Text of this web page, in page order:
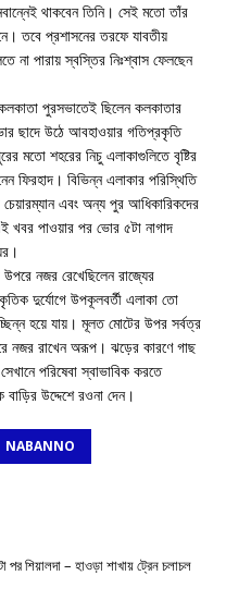
থাকবেন তিনি। সেই মতো তাঁর
তবে প্রশাসনের তরফে যাবতীয়
না পারায় স্বস্তির নিঃশ্বাস ফেলছেন
পুরসভাতেই ছিলেন কলকাতার
ছাদে উঠে আবহাওয়ার গতিপ্রকৃতি
মতো শহরের নিচু এলাকাগুলিতে বৃষ্টির
ফিরহাদ। বিভিন্ন এলাকার পরিস্থিতি
এবং অন্য পুর আধিকারিকদের
খবর পাওয়ার পর ভোর ৫টা নাগাদ
উপরে নজর রেখেছিলেন রাজ্যের
দুর্যোগে উপকূলবর্তী এলাকা তো
হয়ে যায়। মূলত মোটের উপর সর্বত্র
নজর রাখেন অরূপ। ঝড়ের কারণে গাছ
পরিষেবা স্বাভাবিক করতে
উদ্দেশে রওনা দেন।
NABANNO
পর শিয়ালদা – হাওড়া শাখায় ট্রেন চলাচল